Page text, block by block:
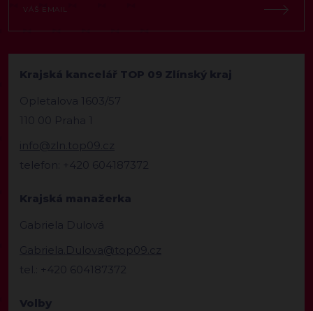
Krajská kancelář TOP 09 Zlínský kraj
Opletalova 1603/57
110 00 Praha 1
info@zln.top09.cz
telefon: +420 604187372
Krajská manažerka
Gabriela Dulová
Gabriela.Dulova@top09.cz
tel.: +420 604187372
Volby